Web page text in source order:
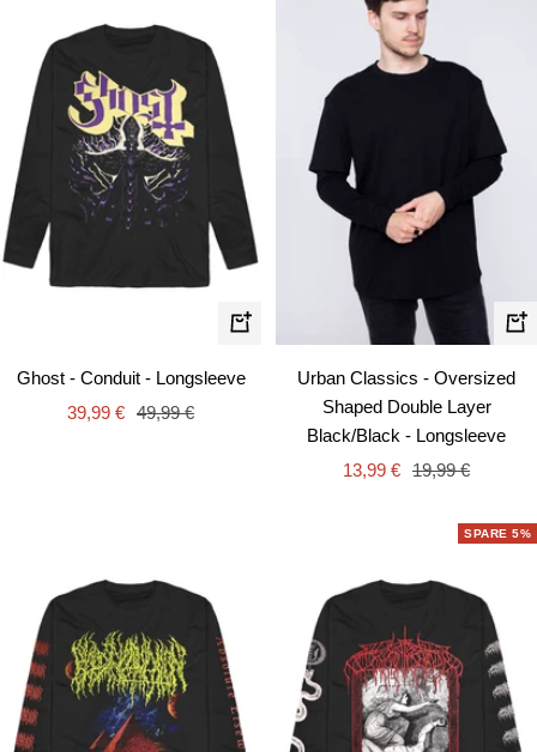
Schnellansicht
Ghost - Conduit - Longsleeve
Angebotspreis
39,99 € Regulärer
49,99 €
Urban Classics - Oversized
Shaped Double Layer
Black/Black - Longsleeve
Angebotspreis
13,99 € Regulärer
19,99 €
SPARE 5%